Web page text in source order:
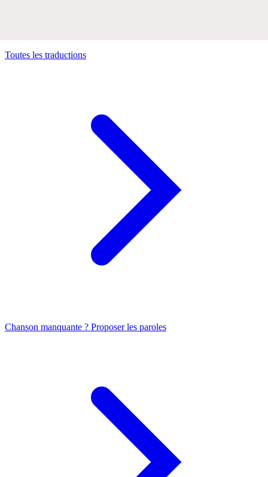
Toutes les traductions
Chanson manquante ? Proposer les paroles